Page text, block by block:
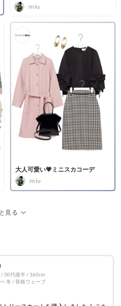
miu
大人可愛い💗ミニスカコーデ
miu
見る expand_more
/30代後半/ 160cm
冬 /骨格ウェーブ